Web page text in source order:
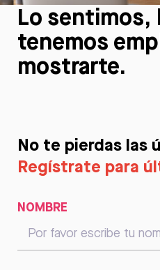
Lo sentimos,
tenemos
mostrarte.
No te pierdas las
Regístrate para
NOMBRE